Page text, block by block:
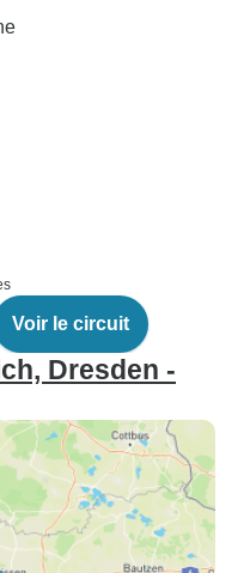
Voir le circuit
Dresden -